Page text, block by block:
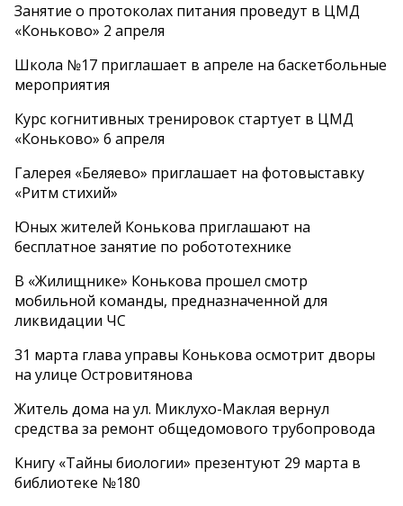
Занятие о протоколах питания проведут в ЦМД
«Коньково» 2 апреля
Школа №17 приглашает в апреле на баскетбольные
мероприятия
Курс когнитивных тренировок стартует в ЦМД
«Коньково» 6 апреля
Галерея «Беляево» приглашает на фотовыставку
«Ритм стихий»
Юных жителей Конькова приглашают на
бесплатное занятие по робототехнике
В «Жилищнике» Конькова прошел смотр
мобильной команды, предназначенной для
ликвидации ЧС
31 марта глава управы Конькова осмотрит дворы
на улице Островитянова
Житель дома на ул. Миклухо-Маклая вернул
средства за ремонт общедомового трубопровода
Книгу «Тайны биологии» презентуют 29 марта в
библиотеке №180